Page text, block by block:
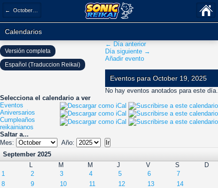
← October 2025
Calendarios
← Día anterior
Día siguiente →
Añadir evento
Eventos para October 19, 2025
No hay eventos anotados para este día.
Selecciona el calendario a ver
Eventos
Aniversarios
Cumpleaños
reikainianos
Saltar a...
Mes:
Año:
September 2025
L
M M J V S
D
1
2 3 4 5 6
7
8
9 10 11 12 13
14
Versión completa
Español (Traduccion Reikai)